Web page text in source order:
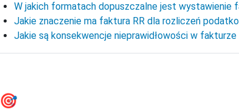
W jakich formatach dopuszczalne jest wystawienie
Jakie znaczenie ma faktura RR dla rozliczeń
Jakie są konsekwencje nieprawidłowości w fakturze
🎯